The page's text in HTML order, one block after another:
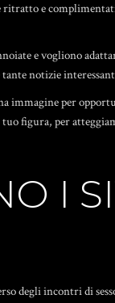
ritratto e
e vogliono
notizie
immagine per
tuo figura, per
I
degli incontri di